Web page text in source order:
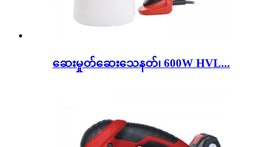
ဆေးမှုတ်ဆေးသေနတ်၊ 600W HVL...